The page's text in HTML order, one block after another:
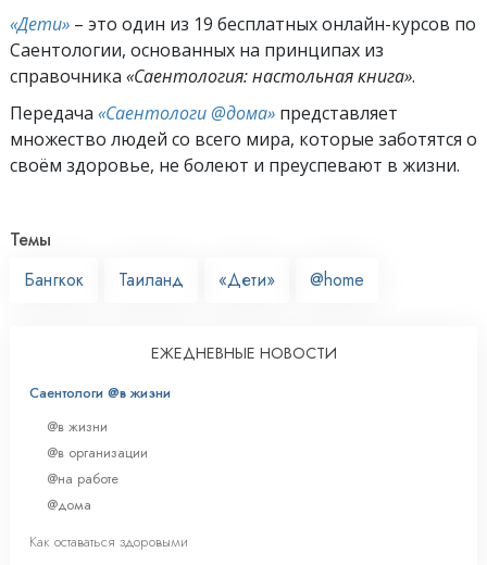
«Дети» – это один из 19 бесплатных онлайн-курсов по
Саентологии, основанных на принципах из
справочника «Саентология: настольная книга».
Передача «Саентологи @дома» представляет
множество людей со всего мира, которые заботятся о
своём здоровье, не болеют и преуспевают в жизни.
Темы
Бангкок
Таиланд «Дети» @home
ЕЖЕДНЕВНЫЕ НОВОСТИ
Саентологи @в жизни
@в жизни
@в организации
@на работе
@дома
Как оставаться здоровыми